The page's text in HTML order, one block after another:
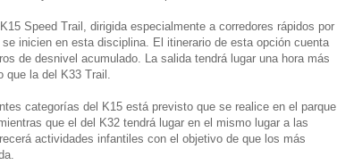
Speed Trail, dirigida especialmente a corredores rápidos por
inicien en esta disciplina. El itinerario de esta opción cuenta
de desnivel acumulado. La salida tendrá lugar una hora más
que la del K33 Trail.
categorías del K15 está previsto que se realice en el parque
que el del K32 tendrá lugar en el mismo lugar a las
actividades infantiles con el objetivo de que los más